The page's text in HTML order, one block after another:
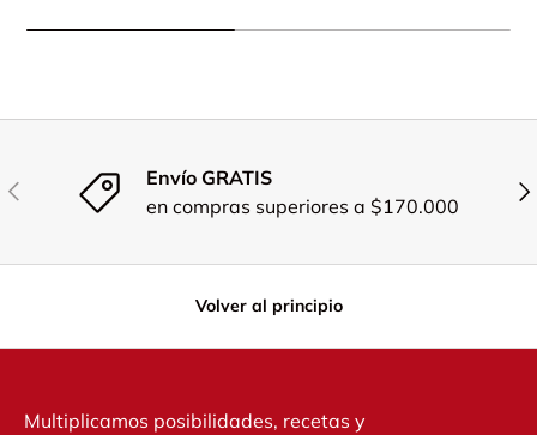
Anterior
Envío GRATIS
en compras superiores a $170.000
Volver al principio
Multiplicamos posibilidades, recetas y